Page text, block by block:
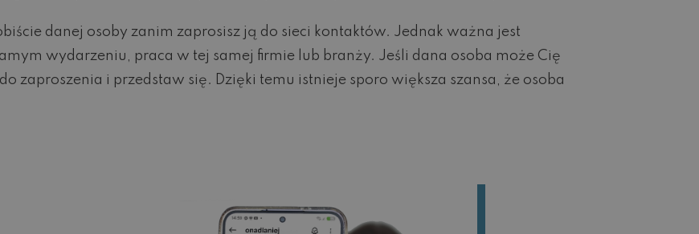
danej osoby zanim zaprosisz ją do sieci kontaktów. Jednak ważna jest
wydarzeniu, praca w tej samej firmie lub branży. Jeśli dana osoba może Cię
zaproszenia i przedstaw się. Dzięki temu istnieje sporo większa szansa, że osoba